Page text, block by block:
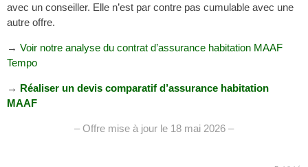
avec un conseiller. Elle n’est par contre pas cumulable avec une
autre offre.
→ Voir notre analyse du contrat d’assurance habitation MAAF
Tempo
→ Réaliser un devis comparatif d’assurance habitation
MAAF
– Offre mise à jour le 18 mai 2026 –